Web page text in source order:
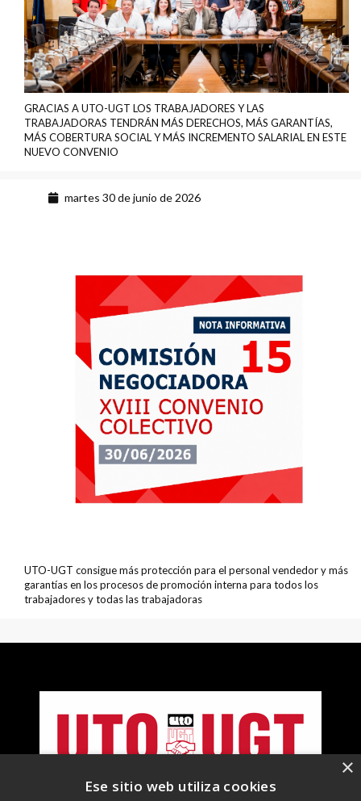
GRACIAS A UTO-UGT LOS TRABAJADORES Y LAS
TRABAJADORAS TENDRÁN MÁS DERECHOS, MÁS GARANTÍAS,
MÁS COBERTURA SOCIAL Y MÁS INCREMENTO SALARIAL EN ESTE
NUEVO CONVENIO
martes 30 de junio de 2026
UTO-UGT consigue más protección para el personal vendedor y más
garantías en los procesos de promoción interna para todos los
trabajadores y todas las trabajadoras
×
Ese sitio web utiliza cookies